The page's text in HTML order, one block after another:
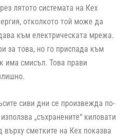
лятото системата на Кех
отколкото той може да
към електрическата мрежа.
за това, но го приспада към
има смисъл. Това прави
сиви дни се произвежда по-
„съхранените“ киловати
върху сметките на Кех показва